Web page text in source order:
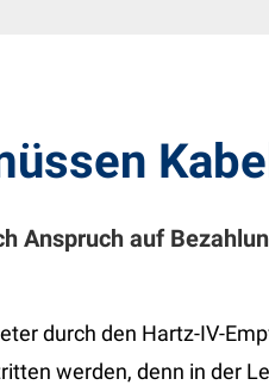
Anspruch auf
durch den Hartz-IV-
werden, denn in der